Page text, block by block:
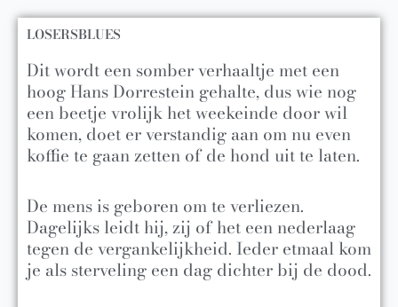
LOSERSBLUES
Dit wordt een somber verhaaltje met een
hoog Hans Dorrestein gehalte, dus wie nog
een beetje vrolijk het weekeinde door wil
komen, doet er verstandig aan om nu even
koffie te gaan zetten of de hond uit te laten.
De mens is geboren om te verliezen.
Dagelijks leidt hij, zij of het een nederlaag
tegen de vergankelijkheid. Ieder etmaal kom
je als sterveling een dag dichter bij de dood.